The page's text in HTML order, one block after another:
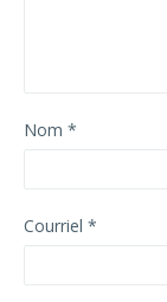
Nom *
Courriel *